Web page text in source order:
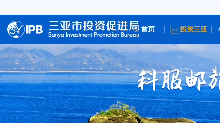
首页 投资三亚